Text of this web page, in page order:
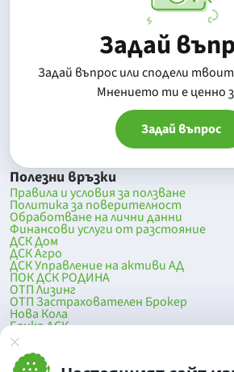
Задай
Задай въпрос или сподели
Mнението ти е ценно
Задай въпрос
Полезни връзки
Правила и условия за ползване
Политика за поверителност
Обработване на лични данни
Финансови услуги от разстояние
ДСК Дом
ДСК Агро
ДСК Управление на активи АД
ПОК ДСК РОДИНА
ОТП Лизинг
ОТП Застрахователен Брокер
Нова Кола
Банка ДСК
DSK Mobile
Оферти за продажба от Банка ДСК
Клонова мрежа и банкомати